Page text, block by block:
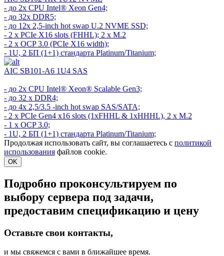
- до 2х CPU Intel® Xeon Gen4;
- до 32x DDR5;
- до 12x 2,5-inch hot swap U.2 NVME SSD;
- 2 x PCIe X16 slots (FHHL); 2 x M.2
- 2 x OCP 3.0 (PCIe X16 width);
- 1U, 2 БП (1+1) стандарта Platinum/Titanium;
AIC SB101-A6 1U4 SAS
- до 2х CPU Intel® Xeon® Scalable Gen3;
- до 32 x DDR4;
- до 4x 2,5/3.5 -inch hot swap SAS/SATA;
- 2 x PCIe Gen4 x16 slots (1xFHHL & 1xHHHL), 2 x M.2
- 1 x OCP 3.0;
- 1U, 2 БП (1+1) стандарта Platinum/Titanium;
Продолжая использовать сайт, вы соглашаетесь с политикой
использования файлов cookie.
OK
Подробно проконсультируем по
выбору сервера под задачи,
предоставим спецификацию и цену
Оставьте свои контакты,
и мы свяжемся с вами в ближайшее время.